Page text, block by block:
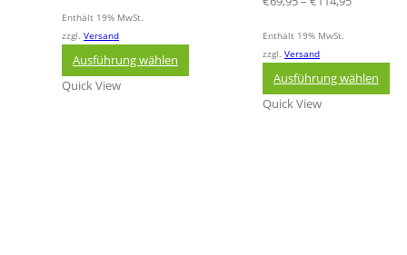
Enthält 19% MwSt.
zzgl. Versand
Ausführung wählen
Quick View
Enthält 19% MwSt.
zzgl. Versand
Ausführung wählen
Quick View